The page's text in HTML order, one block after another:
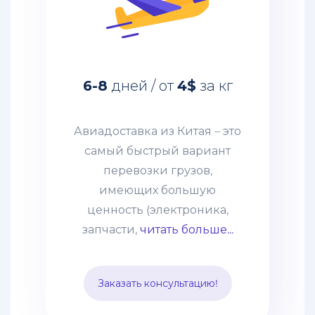
6-8 дней / от 4$за кг
Авиадоставка из Китая – это
самый быстрый вариант
перевозки грузов,
имеющих большую
ценность (электроника,
запчасти, читать больше...
Заказать консультацию!
Авиадоставка из Китая – это
самый быстрый вариант
ценность (электроника,
оборудование и т. п.)
грузов. Этот способ
выбирают компании со
взвешенным подходом к
наполнению склада и те,
кому нужно получить
Цена устанавливается,